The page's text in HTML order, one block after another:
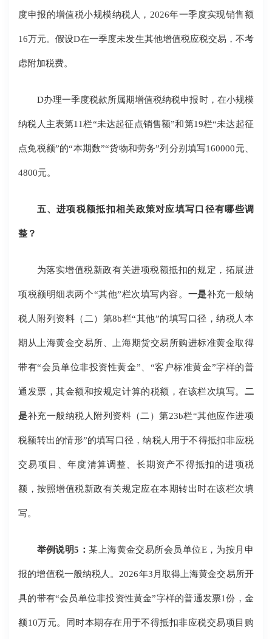
度申报的增值税小规模纳税人，2026年一季度实现销售额
16万元。假设D在一季度未发生其他增值税应税交易，不考
虑附加税费。
D办理一季度税款所属期增值税纳税申报时，在小规模
纳税人主表第11栏“未达起征点销售额”和第19栏“未达起征
点免税额”的“本期数”“货物和劳务”列分别填写160000元、
4800元。
五、进项税额抵扣相关政策对应填写口径有哪些调
整？
为落实增值税新政有关进项税额抵扣的规定，拓展进
项税额明细表两个“其他”栏次填写内容。 一是补充一般纳
税人附列资料（二）第8b栏“其他”的填写口径，纳税人本
期从上海黄金交易所、上海期货交易所购进标准黄金取得
带有“会员单位非投资性黄金”、“客户标准黄金”字样的普
通发票，其金额和按规定计算的税额，在该栏次填写。 二
是补充一般纳税人附列资料（二）第23b栏“其他应作进项
税额转出的情形”的填写口径，纳税人用于不得抵扣非应税
交易项目、年度清算调整、长期资产不得抵扣的进项税
额，按照增值税新政有关规定应在本期转出时在该栏次填
写。
举例说明5：某上海黄金交易所会员单位E，为按月申
报的增值税一般纳税人。2026年3月取得上海黄金交易所开
具的带有“会员单位非投资性黄金”字样的普通发票1份，金
额10万元。同时本期存在用于不得抵扣非应税交易项目购